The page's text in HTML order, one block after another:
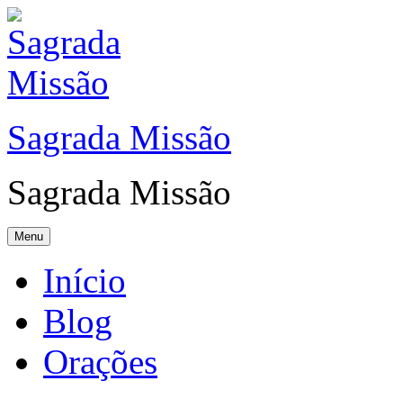
Sagrada Missão
Sagrada Missão
Menu
Início
Blog
Orações